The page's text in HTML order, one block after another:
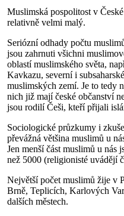
Muslimská pospolitost v
relativně velmi malý.
Seriózní odhady počtu
jsou zahrnuti všichni
oblastí muslimského světa,
Kavkazu, severní i
muslimských zemí. Je to tedy
nich již mají české občanství
jsou rodilí Češi, kteří přijali
Sociologické průzkumy i
převážná většina muslimů u
Jen menší část muslimů u
než 5000 (religionisté uvádějí
Největší počet muslimů žije v
Brně, Teplicích, Karlových
dalších městech.